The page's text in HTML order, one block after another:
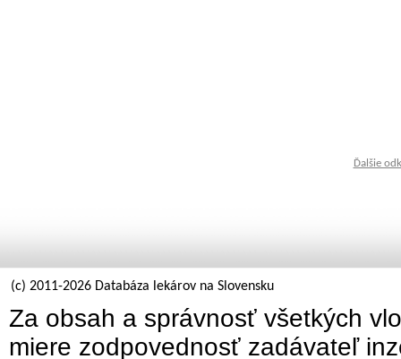
Ďalšie
(c) 2011-2026 Databáza lekárov na Slovensku
Za obsah a správnosť všetkých
miere zodpovednosť zadávateľ